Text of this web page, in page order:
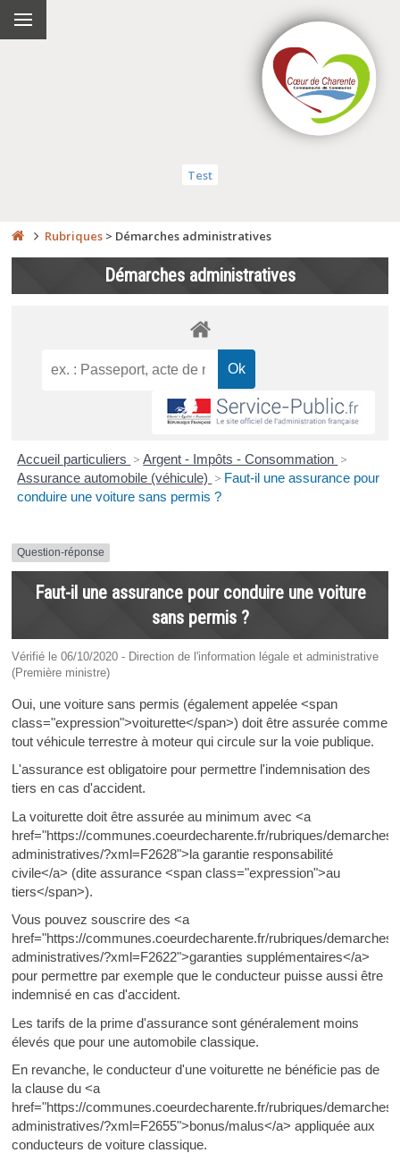
Test
Rubriques > Démarches administratives
Démarches administratives
Accueil particuliers > Argent - Impôts - Consommation >
Assurance automobile (véhicule) > Faut-il une assurance pour
conduire une voiture sans permis ?
Question-réponse
Faut-il une assurance pour conduire une voiture
sans permis ?
Vérifié le 06/10/2020 - Direction de l'information légale et administrative
(Première ministre)
Oui, une voiture sans permis (également appelée <span
class="expression">voiturette</span>) doit être assurée comme
tout véhicule terrestre à moteur qui circule sur la voie publique.
L'assurance est obligatoire pour permettre l'indemnisation des
tiers en cas d'accident.
La voiturette doit être assurée au minimum avec <a
href="https://communes.coeurdecharente.fr/rubriques/demarches-
administratives/?xml=F2628">la garantie responsabilité
civile</a> (dite assurance <span class="expression">au
tiers</span>).
Vous pouvez souscrire des <a
href="https://communes.coeurdecharente.fr/rubriques/demarches-
administratives/?xml=F2622">garanties supplémentaires</a>
pour permettre par exemple que le conducteur puisse aussi être
indemnisé en cas d'accident.
Les tarifs de la prime d'assurance sont généralement moins
élevés que pour une automobile classique.
En revanche, le conducteur d'une voiturette ne bénéficie pas de
la clause du <a
href="https://communes.coeurdecharente.fr/rubriques/demarches-
administratives/?xml=F2655">bonus/malus</a> appliquée aux
conducteurs de voiture classique.